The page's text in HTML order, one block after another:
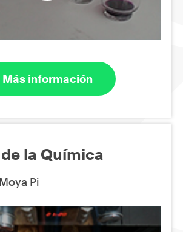
Más información
la Química
Pi